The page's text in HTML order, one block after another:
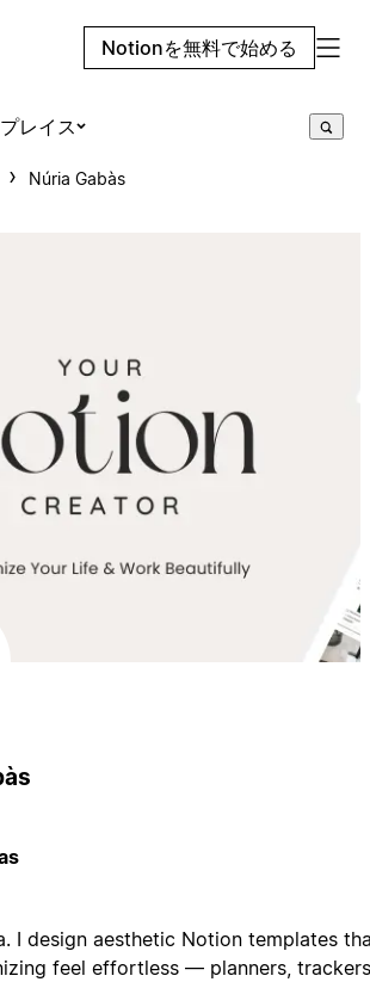
Notionを無料で始める
レイス
Núria Gabàs
I design aesthetic Notion templates
feel effortless — planners,